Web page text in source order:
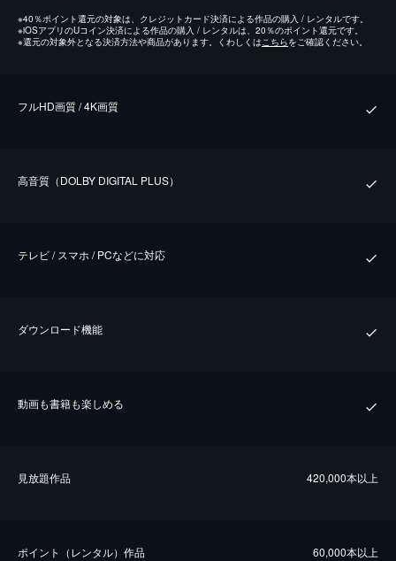
※40％ポイント還元の対象は、クレジットカード決済による作品の購入 / レンタルです。
※iOSアプリのUコイン決済による作品の購入 / レンタルは、20％のポイント還元です。
※還元の対象外となる決済方法や商品があります。くわしくはこちらをご確認ください。
フルHD画質 / 4K画質
⾼⾳質（DOLBY DIGITAL PLUS）
テレビ / スマホ / PCなどに対応
ダウンロード機能
動画も書籍も楽しめる
⾒放題作品 420,000本以上
ポイント（レンタル）作品 60,000本以上